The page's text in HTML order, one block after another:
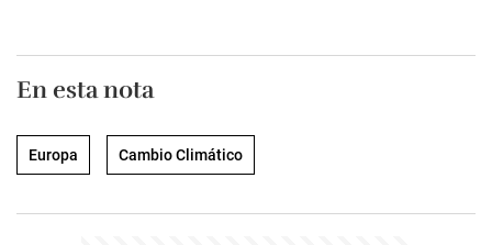
En esta nota
Europa Cambio Climático